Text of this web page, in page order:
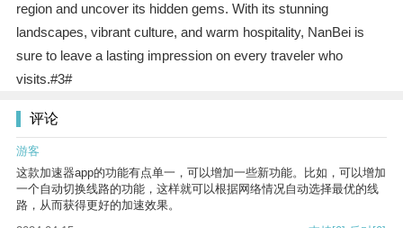
region and uncover its hidden gems. With its stunning
landscapes, vibrant culture, and warm hospitality, NanBei is
sure to leave a lasting impression on every traveler who
visits.#3#
评论
游客
这款加速器app的功能有点单一，可以增加一些新功能。比如，可以增加
一个自动切换线路的功能，这样就可以根据网络情况自动选择最优的线
路，从而获得更好的加速效果。